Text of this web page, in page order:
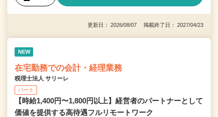
更新日： 2026/08/07 掲載終了日： 2027/04/23
NEW
在宅勤務での会計・経理業務
税理士法人 サリーレ
パート
【時給1,400円〜1,800円以上】経営者のパートナーとして
価値を提供する⾼待遇フルリモートワーク